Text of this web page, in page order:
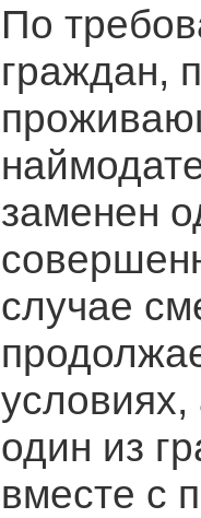
По
граждан,
заменен
случае
один из
вместе с